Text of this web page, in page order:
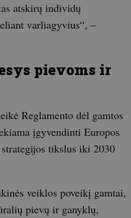
atskirų individų
varliagyvius“, –
pievoms ir
Reglamento dėl gamtos
įgyvendinti Europos
tikslus iki 2030
veiklos poveikį gamtai,
pievų ir ganyklų,